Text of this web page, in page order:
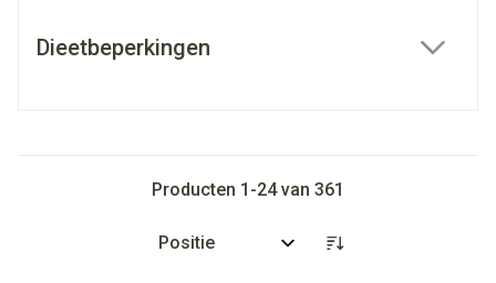
Dieetbeperkingen
Producten 1 -24van 361
Sorteer op: